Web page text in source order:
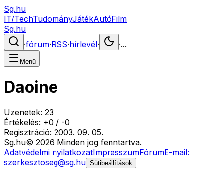
Sg.hu
IT/TechTudományJátékAutóFilm
Sg.hu
·fórum·RSS·hírlevél· ·...
Menü
Daoine
Üzenetek: 23
Értékelés: +0 / -0
Regisztráció: 2003. 09. 05.
Sg.hu© 2026 Minden jog fenntartva.
Adatvédelmi nyilatkozatImpresszumFórumE-mail:
szerkesztoseg@sg.hu Sütibeállítások